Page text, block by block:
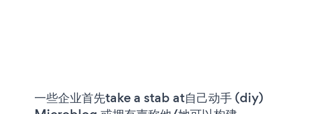
一些企业首先take a stab at自己动手 (diy)